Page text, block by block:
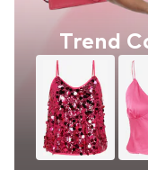
Trend